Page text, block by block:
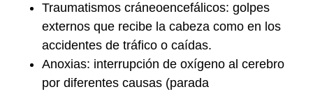
Traumatismos cráneoencefálicos: golpes
externos que recibe la cabeza como en los
accidentes de tráfico o caídas.
Anoxias: interrupción de oxígeno al cerebro
por diferentes causas (parada